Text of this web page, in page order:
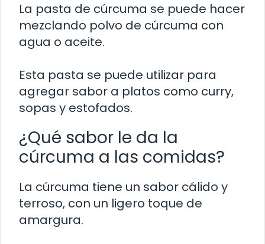
La pasta de cúrcuma se puede hacer
mezclando polvo de cúrcuma con
agua o aceite.
Esta pasta se puede utilizar para
agregar sabor a platos como curry,
sopas y estofados.
¿Qué sabor le da la
cúrcuma a las comidas?
La cúrcuma tiene un sabor cálido y
terroso, con un ligero toque de
amargura.